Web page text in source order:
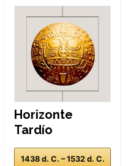
Horizonte
Tardío
1438 d. C. – 1532 d. C.